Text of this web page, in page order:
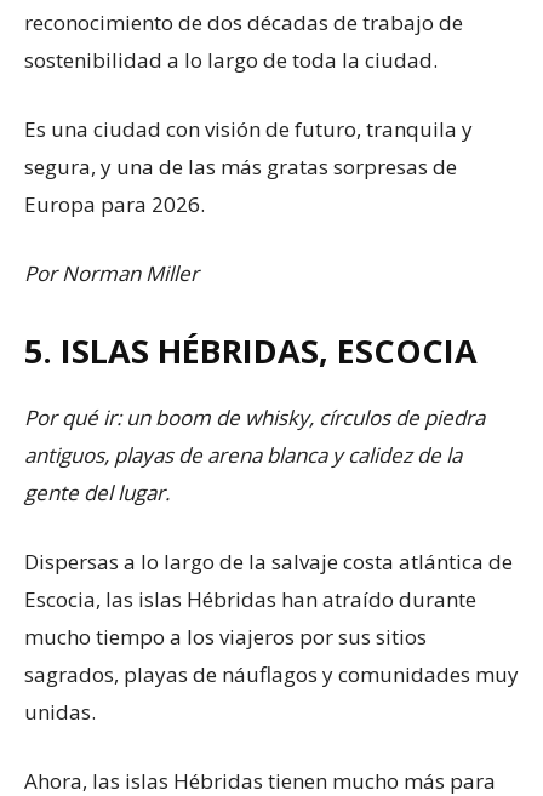
reconocimiento de dos décadas de trabajo de
sostenibilidad a lo largo de toda la ciudad.
Es una ciudad con visión de futuro, tranquila y
segura, y una de las más gratas sorpresas de
Europa para 2026.
Por Norman Miller
5. ISLAS HÉBRIDAS, ESCOCIA
Por qué ir: un boom de whisky, círculos de piedra
antiguos, playas de arena blanca y calidez de la
gente del lugar.
Dispersas a lo largo de la salvaje costa atlántica de
Escocia, las islas Hébridas han atraído durante
mucho tiempo a los viajeros por sus sitios
sagrados, playas de náuflagos y comunidades muy
unidas.
Ahora, las islas Hébridas tienen mucho más para